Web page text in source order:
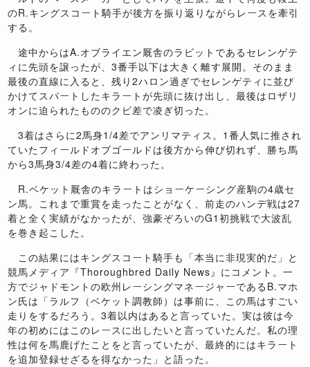
のR.キングスコート騎手が後方を振り返りながらレースを牽引
する。
途中からはA.オブライエン厩舎のラビットであるセレンゲテ
ィに先頭を譲ったが、3番手以下は大きく離す展開。そのまま
最後の直線に入ると、残り2ハロン過ぎでセレンゲティに並び
かけてスパートしたキラートが先頭に抜け出し、最後はロザリ
オンに迫られたもののクビ差で凌ぎ切った。
3着はさらに2馬身1/4差でアンリマティス。1番人気に推され
ていたフィールドオブゴールドは後方から伸び切れず、勝ち馬
から3馬身3/4差の4着に終わった。
R.ベケット厩舎のキラートはショーケーシング産駒の4歳セ
ン馬。これまで重賞を走ったことがなく、前走のハンデ戦は27
着と全く実績がなかったが、強豪ぞろいのG1初挑戦で大波乱
を巻き起こした。
この結果にはキングスコート騎手も「本当に非現実的だ」と
競馬メディア『Thoroughbred Daily News』にコメント。一
方でジャドモントの欧州レーシングマネージャーであるB.マホ
ン氏は「ラルフ（ベケット調教師）は事前に、この馬はすごい
走りをするだろう。3着以内はあると言っていた。実は彼は今
年の初めにはこのレースに出したいと言っていたんだ。私の理
性は何を馬鹿げたことをと言っていたが、最終的にはキラート
を追加登録せざるを得なかった」と語った。